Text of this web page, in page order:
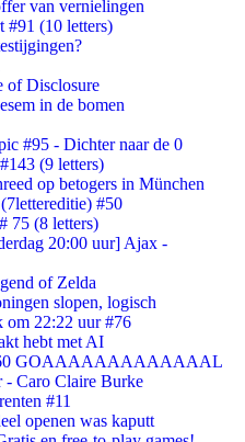
van vernielingen
#91 (10 letters)
of Disclosure
in de bomen
#95 - Dichter naar de 0
(9 letters)
op betogers in München
#50
75 (8 letters)
20:00 uur] Ajax -
of Zelda
slopen, logisch
om 22:22 uur #76
hebt met AI
GOAAAAAAAAAAAAAL
- Caro Claire Burke
#11
openen was kaputt